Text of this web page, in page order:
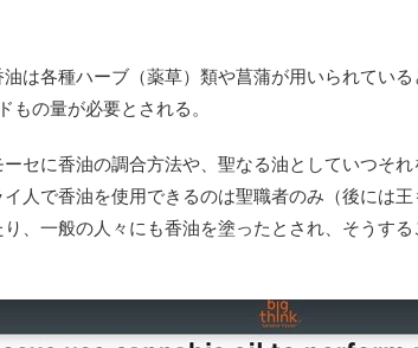
は各種ハーブ（薬草）類や菖蒲が用いられてい
もの量が必要とされる。
セに香油の調合方法や、聖なる油としていつそれ
人で香油を使用できるのは聖職者のみ（後には
、一般の人々にも香油を塗ったとされ、そうす